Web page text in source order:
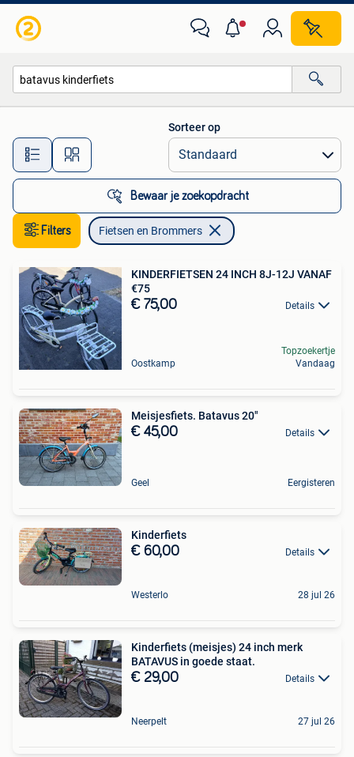
Alle afstanden…
Sorteer op
Bewaar je zoekopdracht
Filters Fietsen en Brommers
KINDERFIETSEN 24 INCH 8J-12J VANAF
€75
€ 75,00 Details
Oostkamp
Topzoekertje
Vandaag
Meisjesfiets. Batavus 20"
€ 45,00 Details
Geel Eergisteren
Kinderfiets
€ 60,00 Details
Westerlo 28 jul 26
Kinderfiets (meisjes) 24 inch merk
BATAVUS in goede staat.
€ 29,00 Details
Neerpelt 27 jul 26